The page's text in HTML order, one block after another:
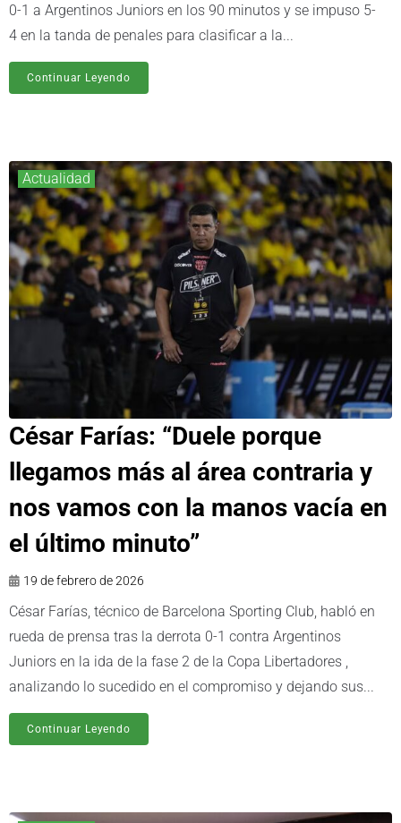
0-1 a Argentinos Juniors en los 90 minutos y se impuso 5-
4 en la tanda de penales para clasificar a la...
Continuar Leyendo
Actualidad
César Farías: “Duele porque
llegamos más al área contraria y
nos vamos con la manos vacía en
el último minuto”
19 de febrero de 2026
César Farías, técnico de Barcelona Sporting Club, habló en
rueda de prensa tras la derrota 0-1 contra Argentinos
Juniors en la ida de la fase 2 de la Copa Libertadores ,
analizando lo sucedido en el compromiso y dejando sus...
Continuar Leyendo